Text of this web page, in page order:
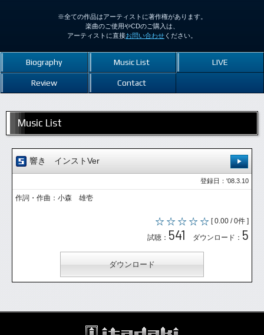
※全ての作品はアーティストに著作権があります。
楽曲のご使用やCDのご購入は、
アーティストに直接お問い合わせ ください。
Biography Music List LIVE
Review Contact
Music List
響き インストVer
登録日：'08.3.10
作詞・作曲：小森 雄壱
[ 0.00 / 0件 ]
試聴： 541 ダウンロード： 5
ダウンロード